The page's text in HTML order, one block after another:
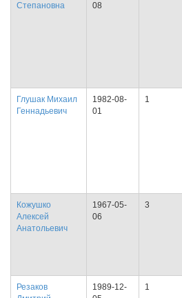
Степановна
08
Глушак Михаил
Геннадьевич
1982-08-
01
1
Кожушко
Алексей
Анатольевич
1967-05-
06
3
Резаков
1989-12-
1